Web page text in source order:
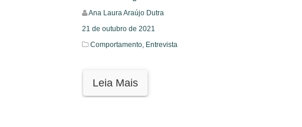
Ana Laura Araújo Dutra
21 de outubro de 2021
Comportamento, Entrevista
Leia Mais